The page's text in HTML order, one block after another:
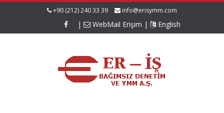
+90 (212) 240 33 39 info@erisymm.com
| WebMail Erişim | English